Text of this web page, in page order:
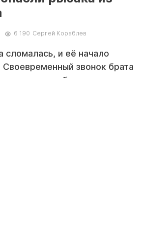
6 190 Сергей Кораблев
сломалась, и её начало
Своевременный звонок брата
бедствие.